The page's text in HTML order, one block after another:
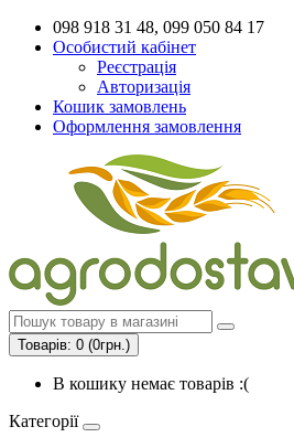
098 918 31 48, 099 050 84 17
Особистий кабінет
Реєстрація
Авторизація
Кошик замовлень
Оформлення замовлення
Товарів: 0 (0грн.)
В кошику немає товарів :(
Категорії